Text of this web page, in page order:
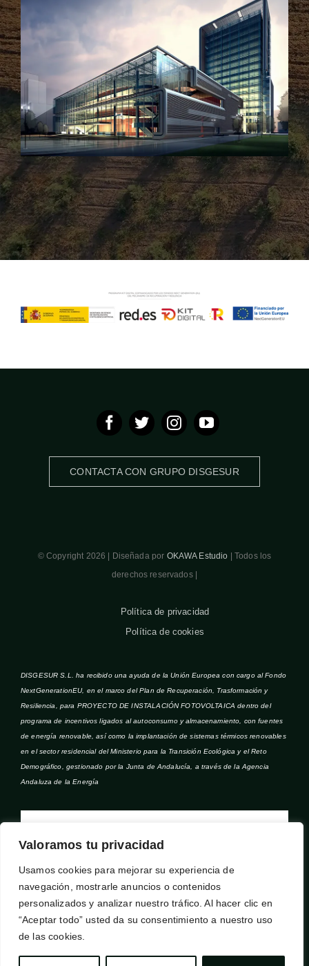
Valoramos tu privacidad
Usamos cookies para mejorar su experiencia de
navegación, mostrarle anuncios o contenidos
personalizados y analizar nuestro tráfico. Al hacer clic en
“Aceptar todo” usted da su consentimiento a nuestro uso
de las cookies.
CONTACTA CON GRUPO DISGESUR
© Copyright 2026 | Diseñada por OKAWA Estudio | Todos los
derechos reservados |
Política de privacidad
Política de cookies
DISGESUR S.L. ha recibido una ayuda de la Unión Europea con cargo al Fondo
NextGenerationEU, en el marco del Plan de Recuperación, Trasformación y
Resiliencia, para PROYECTO DE INSTALACIÓN FOTOVOLTAICA dentro del
programa de incentivos ligados al autoconsumo y almacenamiento, con fuentes
de energía renovable, así como la implantación de sistemas térmicos renovables
en el sector residencial del Ministerio para la Transición Ecológica y el Reto
Demográfico, gestionado por la Junta de Andalucía, a través de la Agencia
Andaluza de la Energía